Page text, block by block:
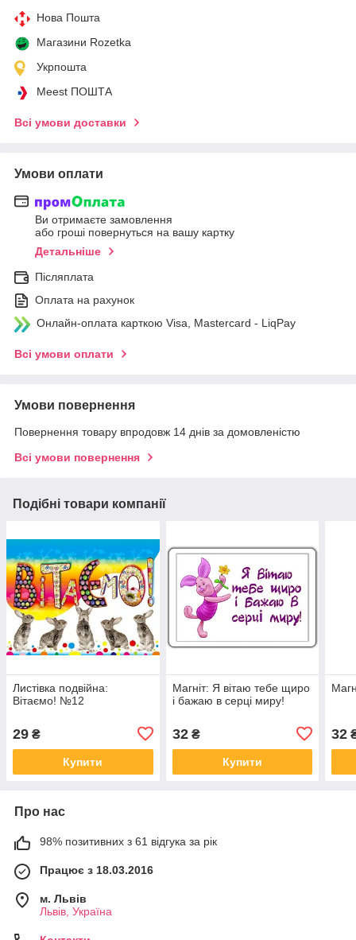
Нова Пошта
Магазини Rozetka
Укрпошта
Meest ПОШТА
Всі умови доставки
Умови оплати
Ви отримаєте замовлення
або гроші повернуться на вашу картку
Детальніше
Післяплата
Оплата на рахунок
Онлайн-оплата карткою Visa, Mastercard - LiqPay
Всі умови оплати
Умови повернення
Повернення товару впродовж 14 днів за домовленістю
Всі умови повернення
Подібні товари компанії
Листівка подвійна:
Вітаємо! №12
29 ₴
Купити
Магніт: Я вітаю тебе щиро
і бажаю в серці миру!
32₴
Купити
32
Про нас
98% позитивних з 61 відгука за рік
Працює з 18.03.2016
м. Львів
Львів, Україна